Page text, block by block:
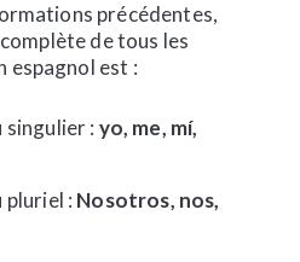
précédentes,
de tous les
espagnol est :
singulier : yo, me, mí,
pluriel : Nosotros, nos,